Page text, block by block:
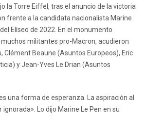
la Torre Eiffel, tras el anuncio de la victoria
frente a la candidata nacionalista Marine
Elíseo de 2022. En el monumento
militantes pro-Macron, acudieron
Clément Beaune (Asuntos Europeos), Eric
y Jean-Yves Le Drian (Asuntos
una forma de esperanza. La aspiración al
Lo dijo Marine Le Pen en su